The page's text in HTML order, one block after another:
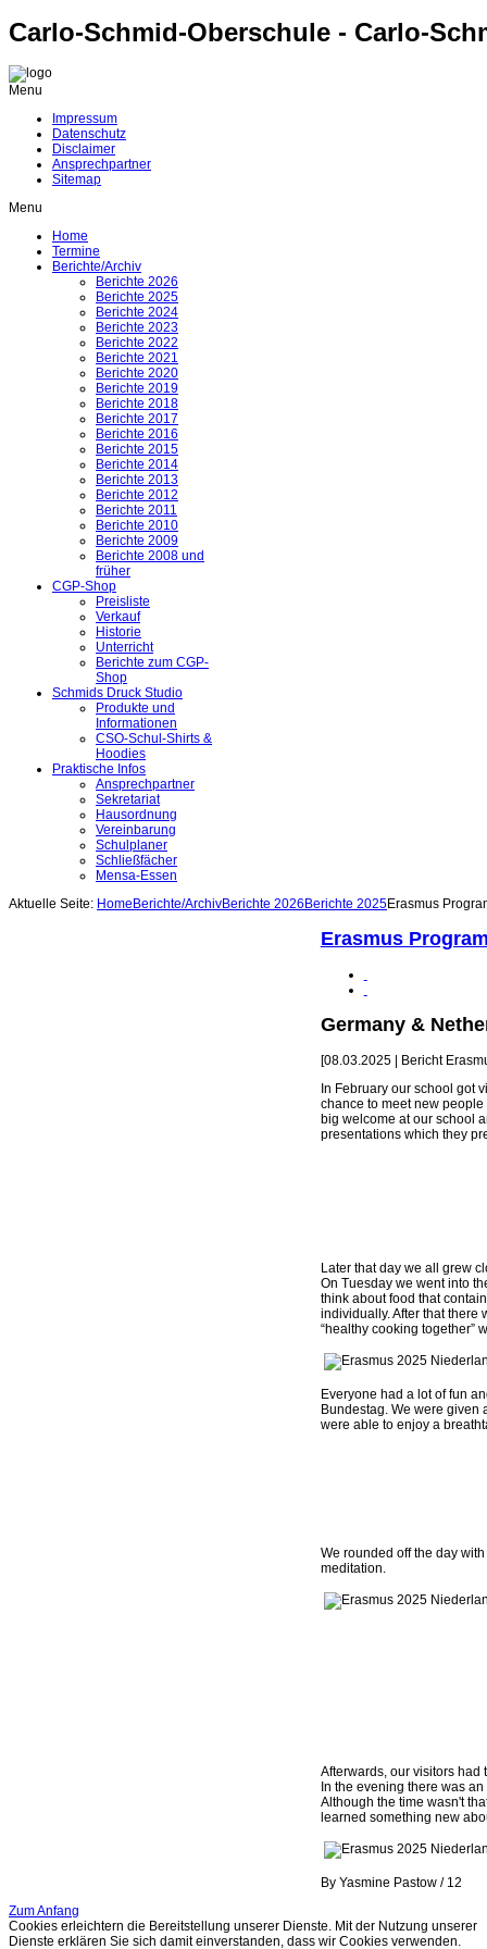
Carlo-Schmid-Oberschule - Carlo-
Menu
Impressum
Datenschutz
Disclaimer
Ansprechpartner
Sitemap
Menu
Home
Termine
Berichte/Archiv
Berichte 2026
Berichte 2025
Berichte 2024
Berichte 2023
Berichte 2022
Berichte 2021
Berichte 2020
Berichte 2019
Berichte 2018
Berichte 2017
Berichte 2016
Berichte 2015
Berichte 2014
Berichte 2013
Berichte 2012
Berichte 2011
Berichte 2010
Berichte 2009
Berichte 2008 und
früher
CGP-Shop
Preisliste
Verkauf
Historie
Unterricht
Berichte zum CGP-
Shop
Schmids Druck Studio
Produkte und
Informationen
CSO-Schul-Shirts &
Hoodies
Praktische Infos
Ansprechpartner
Sekretariat
Hausordnung
Vereinbarung
Schulplaner
Schließfächer
Mensa-Essen
Aktuelle Seite: Home Berichte/ArchivBerichte 2026 Berichte 2025Erasmus
Erasmus
Germany &
[08.03.2025 | Bericht
In February our school got
chance to meet new
big welcome at our school
presentations which they
Later that day we all grew
On Tuesday we went into
think about food that
individually. After that there
“healthy cooking together”
Everyone had a lot of fun
Bundestag. We were given
were able to enjoy a
We rounded off the day
meditation.
Afterwards, our visitors had
In the evening there was
Although the time wasn't
learned something new
By Yasmine Pastow / 12
Zum Anfang
Cookies erleichtern die Bereitstellung unserer Dienste. Mit der Nutzung unserer
Dienste erklären Sie sich damit einverstanden, dass wir Cookies verwenden.